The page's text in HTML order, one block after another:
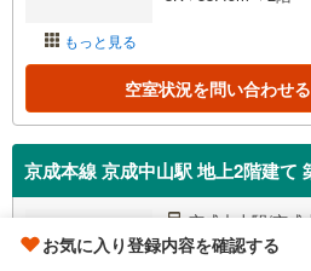
もっと見る
空室状況を問い合わせる
京成本線 京成中山駅 地上2階建て
京成中山駅/京成
下総中山駅/総武
お気に入り登録内容を確認する